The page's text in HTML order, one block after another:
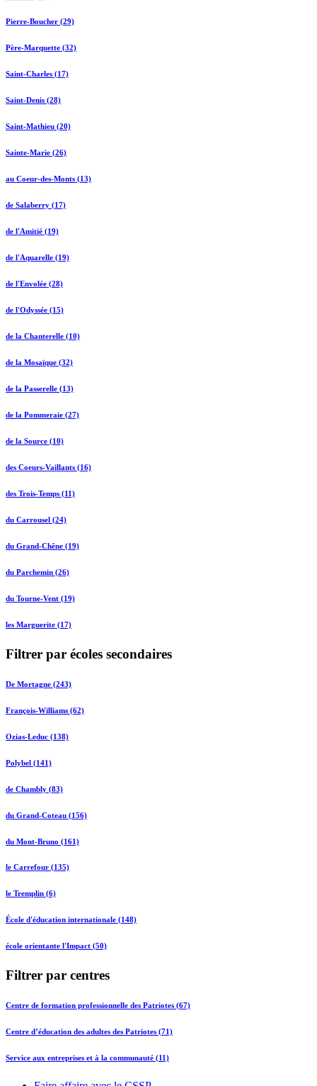
Pierre-Boucher (29)
Père-Marquette (32)
Saint-Charles (17)
Saint-Denis (28)
Saint-Mathieu (20)
Sainte-Marie (26)
au Coeur-des-Monts (13)
de Salaberry (17)
de l'Amitié (19)
de l'Aquarelle (19)
de l'Envolée (28)
de l'Odyssée (15)
de la Chanterelle (10)
de la Mosaïque (32)
de la Passerelle (13)
de la Pommeraie (27)
de la Source (10)
des Coeurs-Vaillants (16)
des Trois-Temps (11)
du Carrousel (24)
du Grand-Chêne (19)
du Parchemin (26)
du Tourne-Vent (19)
les Marguerite (17)
Filtrer par écoles secondaires
De Mortagne (243)
François-Williams (62)
Ozias-Leduc (138)
Polybel (141)
de Chambly (83)
du Grand-Coteau (156)
du Mont-Bruno (161)
le Carrefour (135)
le Tremplin (6)
École d'éducation internationale (148)
école orientante l'Impact (50)
Filtrer par centres
Centre de formation professionnelle des Patriotes (67)
Centre d’éducation des adultes des Patriotes (71)
Service aux entreprises et à la communauté (11)